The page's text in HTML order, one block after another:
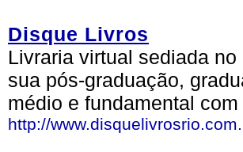
Disque Livros
Livraria virtual sediada no
sua pós-graduação,
médio e fundamental
http://